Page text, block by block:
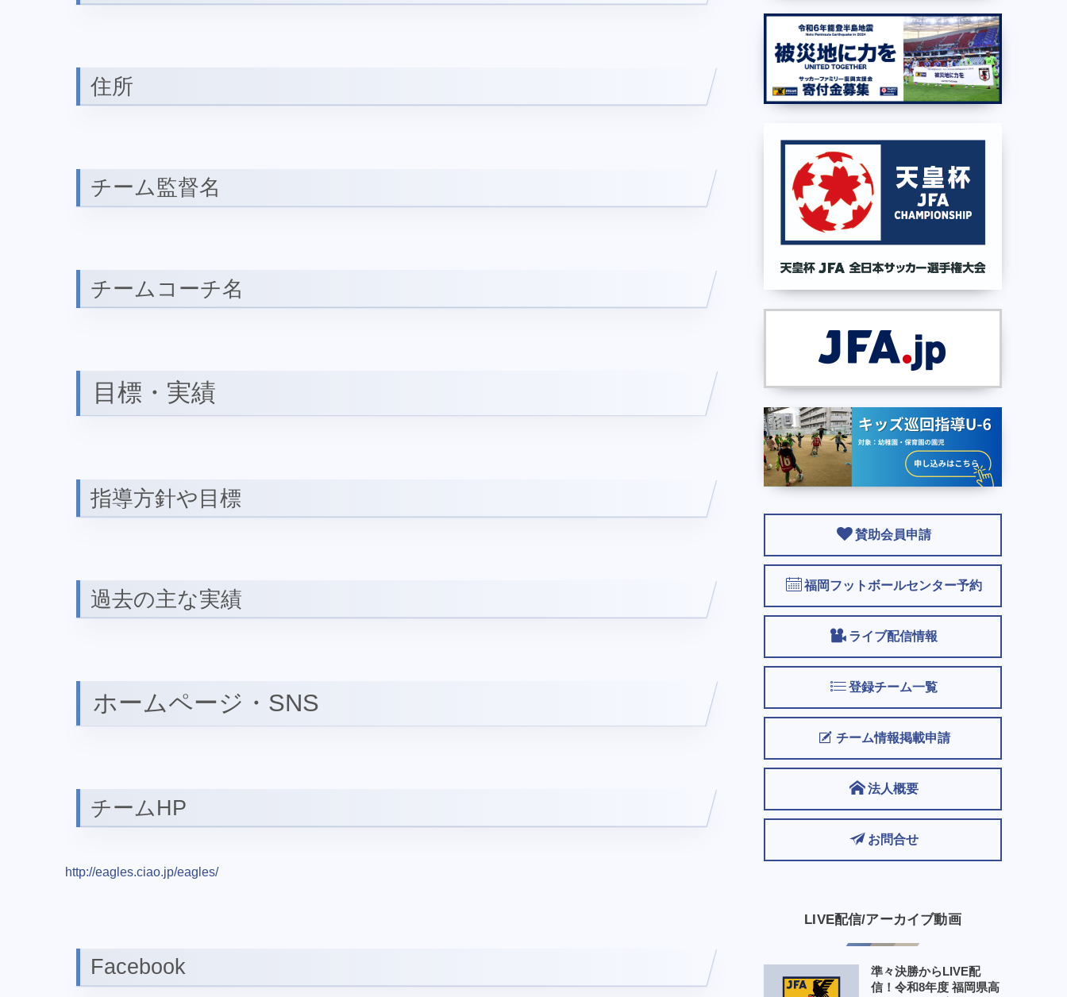
住所
チーム監督名
チームコーチ名
目標・実績
指導方針や目標
過去の主な実績
ホームページ・SNS
チームHP
http://eagles.ciao.jp/eagles/
Facebook
賛助会員申請
福岡フットボールセンター予約
ライブ配信情報
登録チーム一覧
チーム情報掲載申請
法人概要
お問合せ
LIVE配信/アーカイブ動画
準々決勝からLIVE配
信！令和8年度 福岡県高